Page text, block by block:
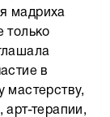
мадриха
только
в
мастерству,
арт-терапии,